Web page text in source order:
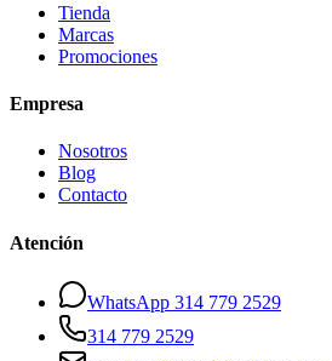
Tienda
Marcas
Promociones
Empresa
Nosotros
Blog
Contacto
Atención
WhatsApp 314 779 2529
314 779 2529